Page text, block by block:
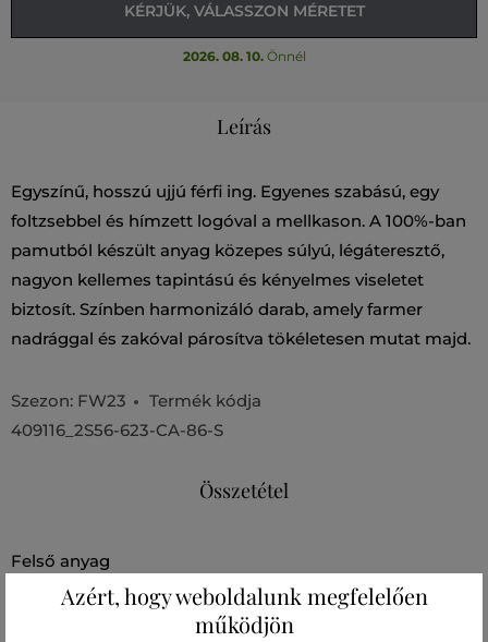
KÉRJÜK, VÁLASSZON MÉRETET
2026. 08. 10.Önnél
Leírás
Egyszínű, hosszú ujjú férfi ing. Egyenes szabású, egy
foltzsebbel és hímzett logóval a mellkason. A 100%-ban
pamutból készült anyag közepes súlyú, légáteresztő,
nagyon kellemes tapintású és kényelmes viseletet
biztosít. Színben harmonizáló darab, amely farmer
nadrággal és zakóval párosítva tökéletesen mutat majd.
Szezon: FW23
Termék kódja
409116_2S56-623-CA-86-S
Összetétel
felső anyag
100 %Azért, hogy weboldalunk megfelelően
működjön